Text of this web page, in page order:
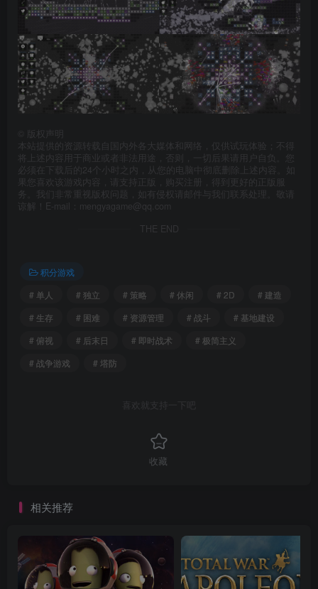
版权声明
本站提供的资源转载自国内外各大媒体和网络，仅供试玩体验；不得
将上述内容用于商业或者非法用途，否则，一切后果请用户自负。您
必须在下载后的24个小时之内，从您的电脑中彻底删除上述内容。如
果您喜欢该游戏内容，请支持正版，购买注册，得到更好的正版服
务。我们非常重视版权问题，如有侵权请邮件与我们联系处理。敬请
谅解！E-mail：mengyagame@qq.com
THE END
积分游戏
# 单人
# 独立 # 策略 # 休闲 # 2D
# 建造
# 生存
# 困难 # 资源管理 # 战斗
# 基地建设
# 俯视
# 后末日 # 即时战术
# 极简主义
# 战争游戏
# 塔防
喜欢就支持一下吧
收藏
相关推荐